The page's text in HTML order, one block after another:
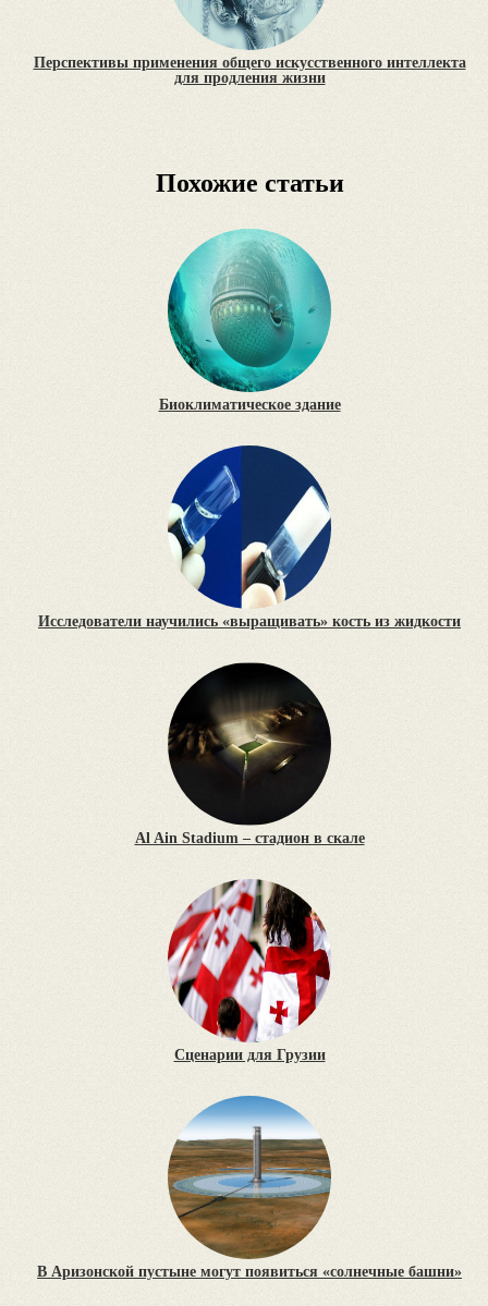
Перспективы применения общего искусственного интеллекта
для продления жизни
Похожие статьи
Биоклиматическое здание
Исследователи научились «выращивать» кость из жидкости
Al Ain Stadium – стадион в скале
Сценарии для Грузии
В Аризонской пустыне могут появиться «солнечные башни»